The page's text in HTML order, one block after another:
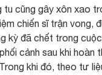
cũng gây xôn xao
chiến sĩ trận vong,
kỳ đã chết trong
cảnh sau khi
khi đó, theo tư